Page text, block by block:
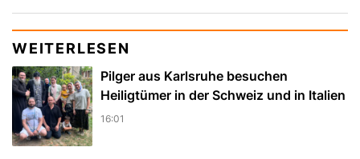
WEITERLESEN
Pilger aus Karlsruhe besuchen
Heiligtümer in der Schweiz und in Italien
16:01